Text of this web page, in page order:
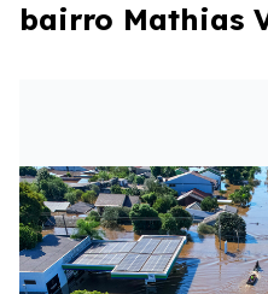
bairro Mathias